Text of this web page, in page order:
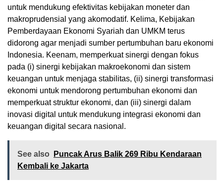
untuk mendukung efektivitas kebijakan moneter dan
makroprudensial yang akomodatif. Kelima, Kebijakan
Pemberdayaan Ekonomi Syariah dan UMKM terus
didorong agar menjadi sumber pertumbuhan baru ekonomi
Indonesia. Keenam, memperkuat sinergi dengan fokus
pada (i) sinergi kebijakan makroekonomi dan sistem
keuangan untuk menjaga stabilitas, (ii) sinergi transformasi
ekonomi untuk mendorong pertumbuhan ekonomi dan
memperkuat struktur ekonomi, dan (iii) sinergi dalam
inovasi digital untuk mendukung integrasi ekonomi dan
keuangan digital secara nasional.
See also
Puncak Arus Balik 269 Ribu Kendaraan
Kembali ke Jakarta